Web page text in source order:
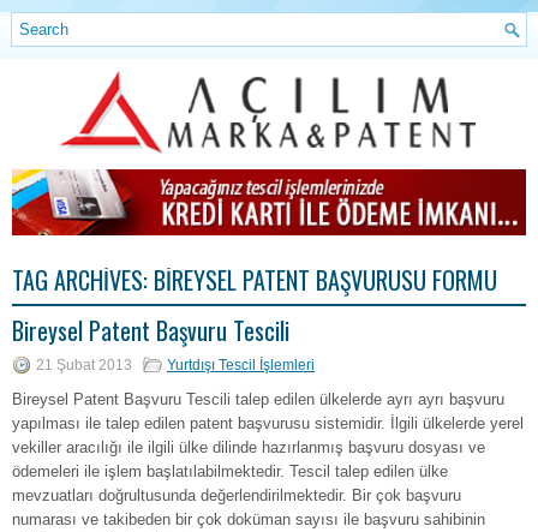
TAG ARCHIVES: BIREYSEL PATENT BAŞVURUSU FORMU
Bireysel Patent Başvuru Tescili
21 Şubat 2013 Yurtdışı Tescil İşlemleri
Bireysel Patent Başvuru Tescili talep edilen ülkelerde ayrı ayrı başvuru
yapılması ile talep edilen patent başvurusu sistemidir. İlgili ülkelerde yerel
vekiller aracılığı ile ilgili ülke dilinde hazırlanmış başvuru dosyası ve
ödemeleri ile işlem başlatılabilmektedir. Tescil talep edilen ülke
mevzuatları doğrultusunda değerlendirilmektedir. Bir çok başvuru
numarası ve takibeden bir çok doküman sayısı ile başvuru sahibinin